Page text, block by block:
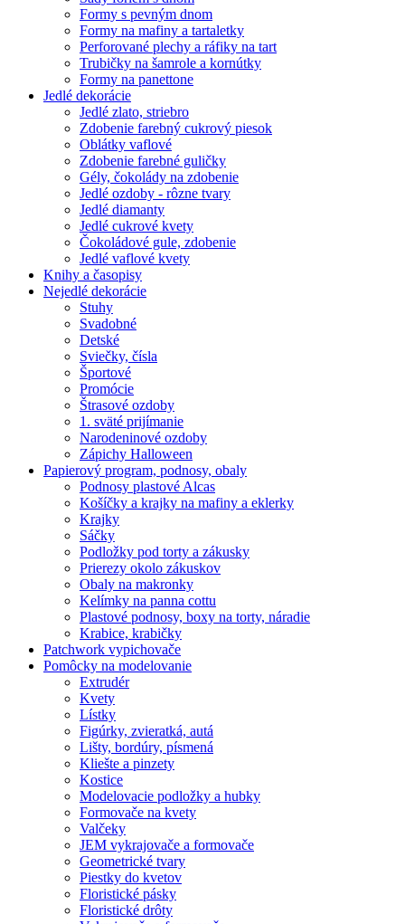
Formy s pevným dnom
Formy na mafiny a tartaletky
Perforované plechy a ráfiky na tart
Trubičky na šamrole a kornútky
Formy na panettone
Jedlé dekorácie
Jedlé zlato, striebro
Zdobenie farebný cukrový piesok
Oblátky vaflové
Zdobenie farebné guličky
Gély, čokolády na zdobenie
Jedlé ozdoby - rôzne tvary
Jedlé diamanty
Jedlé cukrové kvety
Čokoládové gule, zdobenie
Jedlé vaflové kvety
Knihy a časopisy
Nejedlé dekorácie
Stuhy
Svadobné
Detské
Sviečky, čísla
Športové
Promócie
Štrasové ozdoby
1. sväté prijímanie
Narodeninové ozdoby
Zápichy Halloween
Papierový program, podnosy, obaly
Podnosy plastové Alcas
Košíčky a krajky na mafiny a eklerky
Krajky
Sáčky
Podložky pod torty a zákusky
Prierezy okolo zákuskov
Obaly na makronky
Kelímky na panna cottu
Plastové podnosy, boxy na torty, náradie
Krabice, krabičky
Patchwork vypichovače
Pomôcky na modelovanie
Extrudér
Kvety
Lístky
Figúrky, zvieratká, autá
Lišty, bordúry, písmená
Kliešte a pinzety
Kostice
Modelovacie podložky a hubky
Formovače na kvety
Valčeky
JEM vykrajovače a formovače
Geometrické tvary
Piestky do kvetov
Floristické pásky
Floristické drôty